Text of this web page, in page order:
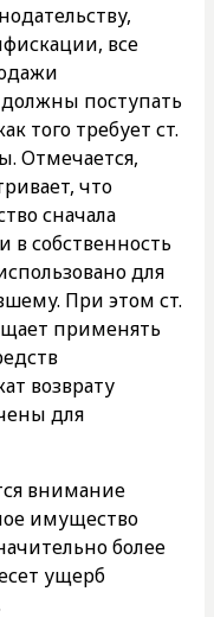
все
поступать
того требует ст.
Отмечается,
что
сначала
в собственность
для
При этом ст.
применять
возврату
для
внимание
имущество
более
ущерб